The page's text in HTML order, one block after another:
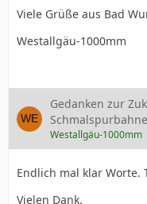
Viele Grüße aus Bad
Westallgäu-1000mm
Gedanken zur
Westallgäu-1000mm
Endlich mal klar Worte.
Vielen Dank.